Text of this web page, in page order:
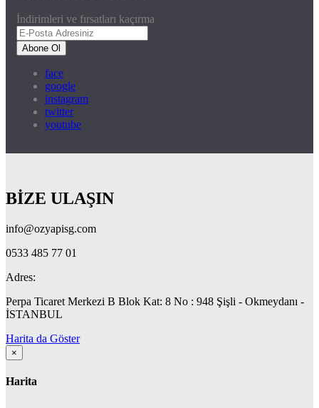
İndirimleri ve fırsatları kaçırma
Abone Ol
face
google
instagram
twitter
youtube
BİZE ULAŞIN
info@ozyapisg.com
0533 485 77 01
Adres:
Perpa Ticaret Merkezi B Blok Kat: 8 No : 948 Şişli - Okmeydanı -
İSTANBUL
Harita da Göster
×
Harita